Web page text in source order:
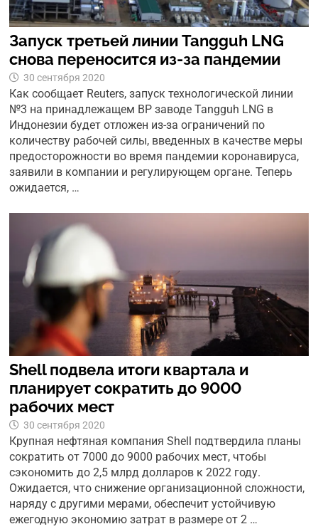
Запуск третьей линии Tangguh LNG
снова переносится из-за пандемии
30 сентября 2020
Как сообщает Reuters, запуск технологической линии
№3 на принадлежащем BP заводе Tangguh LNG в
Индонезии будет отложен из-за ограничений по
количеству рабочей силы, введенных в качестве меры
предосторожности во время пандемии коронавируса,
заявили в компании и регулирующем органе. Теперь
ожидается, …
Shell подвела итоги квартала и
планирует сократить до 9000
рабочих мест
30 сентября 2020
Крупная нефтяная компания Shell подтвердила планы
сократить от 7000 до 9000 рабочих мест, чтобы
сэкономить до 2,5 млрд долларов к 2022 году.
Ожидается, что снижение организационной сложности,
наряду с другими мерами, обеспечит устойчивую
ежегодную экономию затрат в размере от 2 …